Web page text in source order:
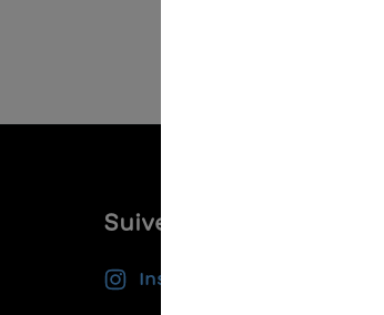
Suivez-nous
Instagram